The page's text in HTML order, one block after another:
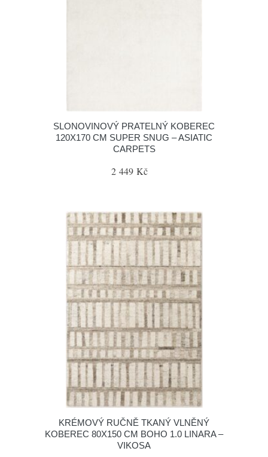
SLONOVINOVÝ PRATELNÝ KOBEREC
120X170 CM SUPER SNUG – ASIATIC
CARPETS
2 449 Kč
KRÉMOVÝ RUČNĚ TKANÝ VLNĚNÝ
KOBEREC 80X150 CM BOHO 1.0 LINARA –
VIKOSA